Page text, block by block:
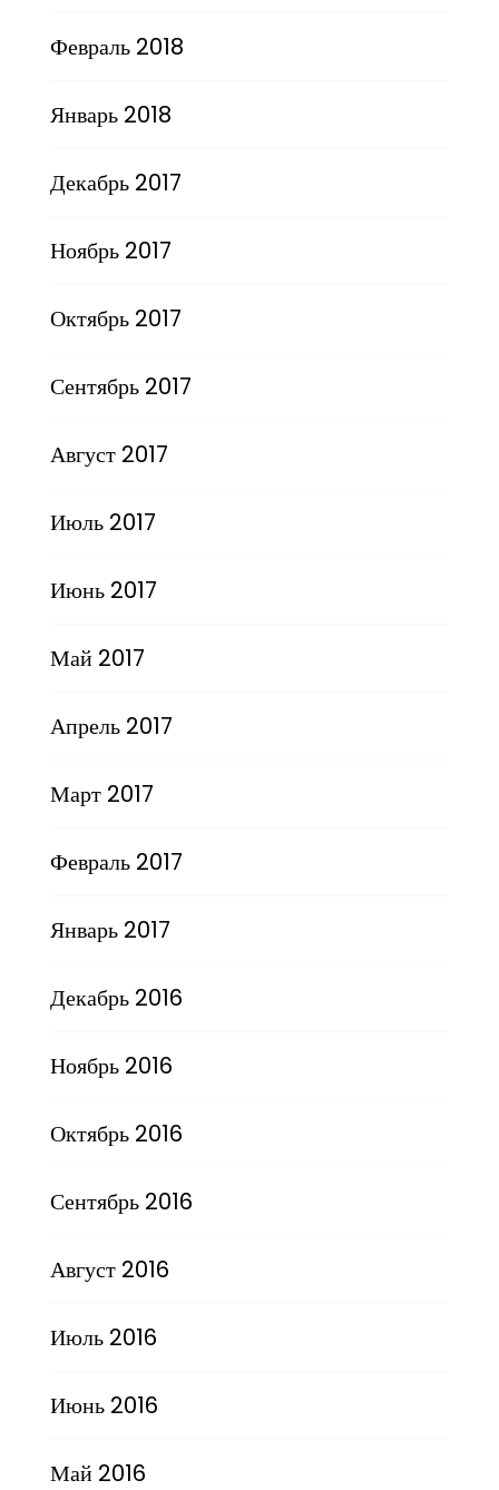
Февраль 2018
Январь 2018
Декабрь 2017
Ноябрь 2017
Октябрь 2017
Сентябрь 2017
Август 2017
Июль 2017
Июнь 2017
Май 2017
Апрель 2017
Март 2017
Февраль 2017
Январь 2017
Декабрь 2016
Ноябрь 2016
Октябрь 2016
Сентябрь 2016
Август 2016
Июль 2016
Июнь 2016
Май 2016